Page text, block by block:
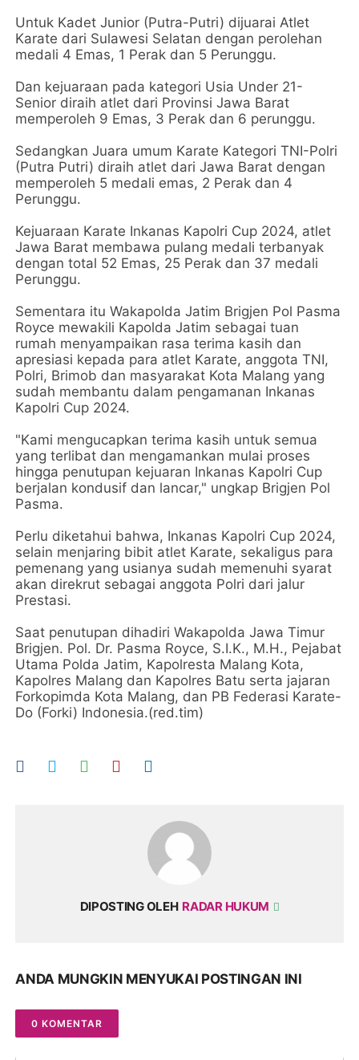
Untuk Kadet Junior (Putra-Putri) dijuarai Atlet
Karate dari Sulawesi Selatan dengan perolehan
medali 4 Emas, 1 Perak dan 5 Perunggu.
Dan kejuaraan pada kategori Usia Under 21-
Senior diraih atlet dari Provinsi Jawa Barat
memperoleh 9 Emas, 3 Perak dan 6 perunggu.
Sedangkan Juara umum Karate Kategori TNI-Polri
(Putra Putri) diraih atlet dari Jawa Barat dengan
memperoleh 5 medali emas, 2 Perak dan 4
Perunggu.
Kejuaraan Karate Inkanas Kapolri Cup 2024, atlet
Jawa Barat membawa pulang medali terbanyak
dengan total 52 Emas, 25 Perak dan 37 medali
Perunggu.
Sementara itu Wakapolda Jatim Brigjen Pol Pasma
Royce mewakili Kapolda Jatim sebagai tuan
rumah menyampaikan rasa terima kasih dan
apresiasi kepada para atlet Karate, anggota TNI,
Polri, Brimob dan masyarakat Kota Malang yang
sudah membantu dalam pengamanan Inkanas
Kapolri Cup 2024.
"Kami mengucapkan terima kasih untuk semua
yang terlibat dan mengamankan mulai proses
hingga penutupan kejuaran Inkanas Kapolri Cup
berjalan kondusif dan lancar," ungkap Brigjen Pol
Pasma.
Perlu diketahui bahwa, Inkanas Kapolri Cup 2024,
selain menjaring bibit atlet Karate, sekaligus para
pemenang yang usianya sudah memenuhi syarat
akan direkrut sebagai anggota Polri dari jalur
Prestasi.
Saat penutupan dihadiri Wakapolda Jawa Timur
Brigjen. Pol. Dr. Pasma Royce, S.I.K., M.H., Pejabat
Utama Polda Jatim, Kapolresta Malang Kota,
Kapolres Malang dan Kapolres Batu serta jajaran
Forkopimda Kota Malang, dan PB Federasi Karate-
Do (Forki) Indonesia.(red.tim)
DIPOSTING OLEH RADAR HUKUM
ANDA MUNGKIN MENYUKAI POSTINGAN INI
0 KOMENTAR